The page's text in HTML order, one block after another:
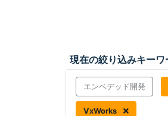
現在の絞り込みキーワ
エンベデッド開発
VxWorks